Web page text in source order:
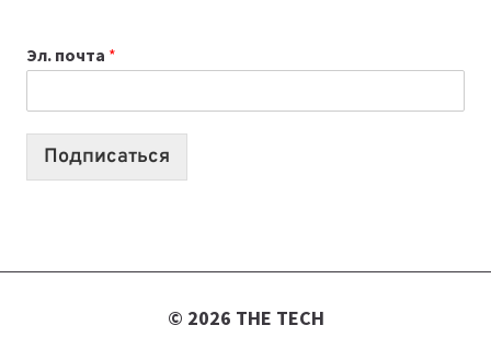
2026:
10
Эл. почта *
Подписаться
© 2026 THE TECH